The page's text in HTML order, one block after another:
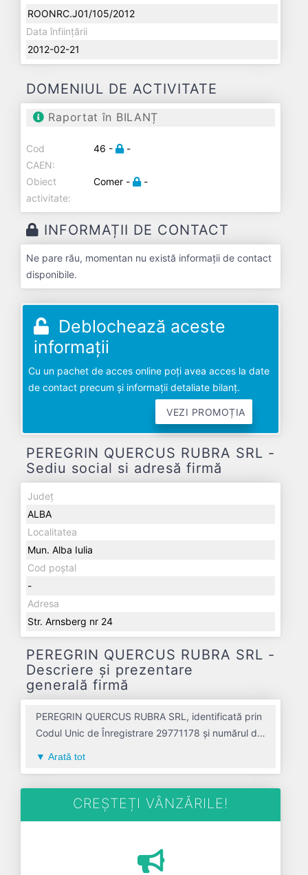
ROONRC.J01/105/2012
Data înființării
2012-02-21
DOMENIUL DE ACTIVITATE
Raportat în BILANȚ
Cod
CAEN:
46 - -
Obiect
activitate:
Comer - -
INFORMAȚII DE CONTACT
Ne pare rău, momentan nu există informații de contact
disponibile.
Deblochează aceste
informații
Cu un pachet de acces online poți avea acces la date
de contact precum și informații detaliate bilanț.
VEZI PROMOȚIA
PEREGRIN QUERCUS RUBRA SRL -
Sediu social si adresă firmă
Județ
ALBA
Localitatea
Mun. Alba Iulia
Cod poștal
-
Adresa
Str. Arnsberg nr 24
PEREGRIN QUERCUS RUBRA SRL -
Descriere și prezentare
generală firmă
PEREGRIN QUERCUS RUBRA SRL, identificată prin
Codul Unic de Înregistrare 29771178 și numărul de
avand codul 4636. Cu sediul social poziționat în
zona de Centru a țării, în judetul ALBA, compania
profil. PEREGRIN QUERCUS RUBRA SRL a fost
fondată în anul 2012, având o vechime de 14 ani.
Arată tot
CREȘTEȚI VÂNZĂRILE!